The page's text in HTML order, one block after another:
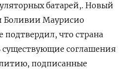
батарей,. Новый
Боливии Маурисио
подтвердил, что страна
существующие ​соглашения
подписанные